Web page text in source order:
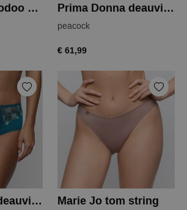
Aubade 3d voodoo kiss italiaanse slip Prima Donna deauville string
peacock
€ 61,99
Prima Donna deauville tailleslip Marie Jo tom string